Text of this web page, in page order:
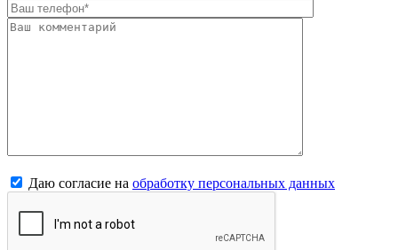
Даю согласие на обработку персональных данных